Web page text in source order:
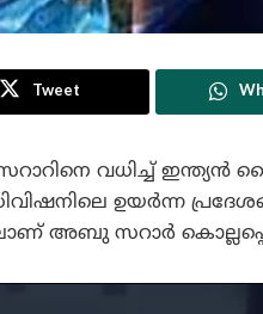
Tweet
വധിച്ച് ഇന്ത്യൻ
ഉയർന്ന
അബു സറാർ